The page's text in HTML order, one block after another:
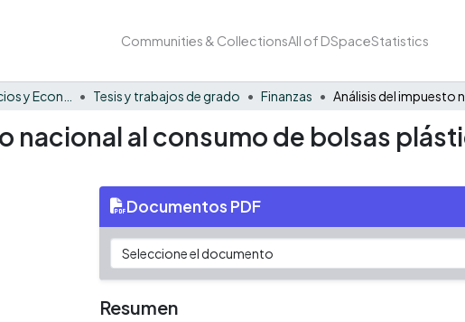
Communities & CollectionsAll of DSpaceStatistics
Tesis y trabajos de grado Finanzas
nacional al consumo de bolsas
Documentos PDF
Resumen